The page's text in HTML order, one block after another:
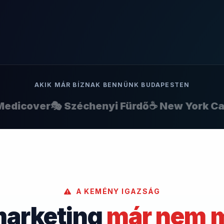
AKIK MÁR BÍZNAK BENNÜNK BUDAPESTEN
🎭 Széchenyi Fürdő☕ New York Café
A KEMÉNY IGAZSÁG
már nem